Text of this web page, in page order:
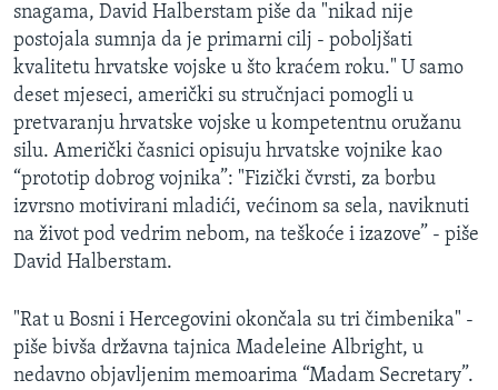
snagama, David Halberstam piše da "nikad nije
postojala sumnja da je primarni cilj - poboljšati
kvalitetu hrvatske vojske u što kraćem roku." U samo
deset mjeseci, američki su stručnjaci pomogli u
pretvaranju hrvatske vojske u kompetentnu oružanu
silu. Američki časnici opisuju hrvatske vojnike kao
“prototip dobrog vojnika”: "Fizički čvrsti, za borbu
izvrsno motivirani mladići, većinom sa sela, naviknuti
na život pod vedrim nebom, na teškoće i izazove” - piše
David Halberstam.
"Rat u Bosni i Hercegovini okončala su tri čimbenika" -
piše bivša državna tajnica Madeleine Albright, u
nedavno objavljenim memoarima “Madam Secretary”.